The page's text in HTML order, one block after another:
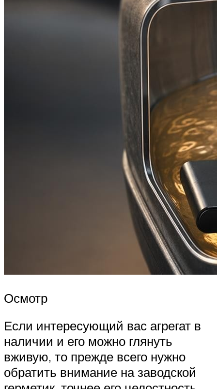
Осмотр
Если интересующий вас агрегат в
наличии и его можно глянуть
вживую, то прежде всего нужно
обратить внимание на заводской